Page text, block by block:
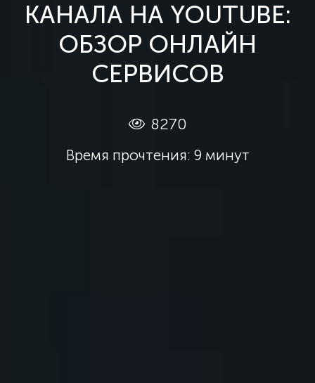
КАНАЛА НА YOUTUBE:
ОБЗОР ОНЛАЙН
СЕРВИСОВ
8270
Время прочтения: 9 минут